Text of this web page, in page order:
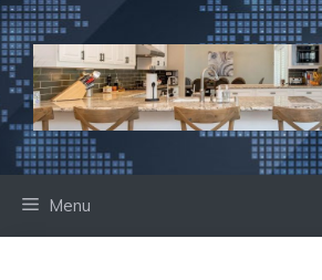
Ga
naar
de
inhoud
Menu